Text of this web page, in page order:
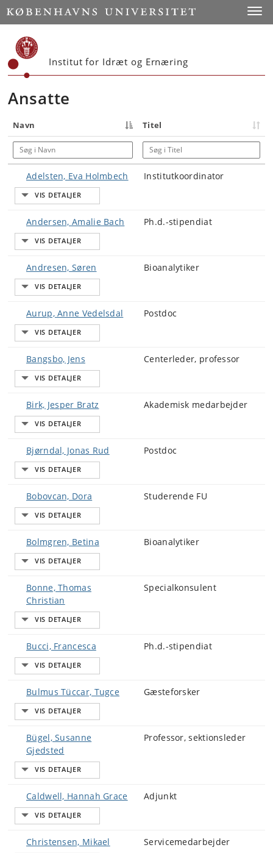
Start
Institut for Idræt og Ernæring
Ansatte
Navn Titel
Søg i Navn Søg i Titel
Adelsten, Eva Holmbech Institutkoordinator
Andersen, Amalie Bach Ph.d.-stipendiat
Andresen, Søren Bioanalytiker
Aurup, Anne Vedelsdal Postdoc
Bangsbo, Jens Centerleder, professor
Birk, Jesper Bratz Akademisk medarbejder
Bjørndal, Jonas Rud Postdoc
Bobovcan, Dora Studerende FU
Bolmgren, Betina Bioanalytiker
Bonne, Thomas
Christian
Specialkonsulent
Bucci, Francesca Ph.d.-stipendiat
Bulmus Tüccar, Tugce Gæsteforsker
Bügel, Susanne
Gjedsted
Professor, sektionsleder
Caldwell, Hannah Grace Adjunkt
Christensen, Mikael Servicemedarbejder